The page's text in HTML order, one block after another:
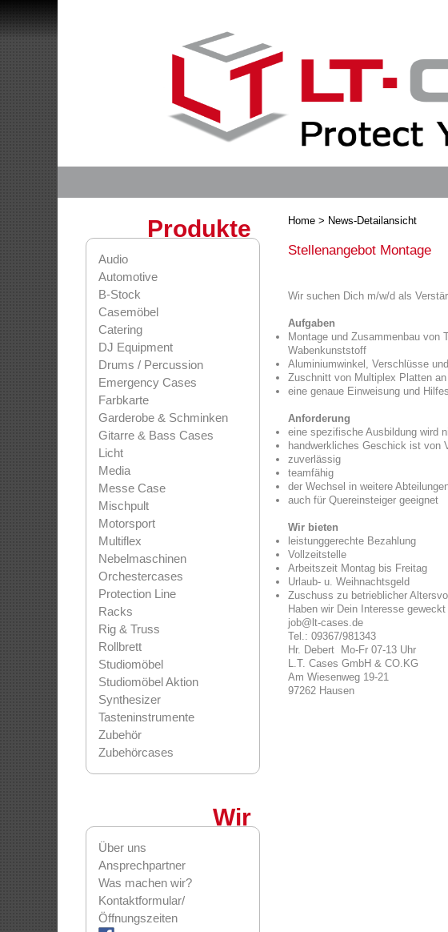
Produkte
Audio
Automotive
B-Stock
Casemöbel
Catering
DJ Equipment
Drums / Percussion
Emergency Cases
Farbkarte
Garderobe & Schminken
Gitarre & Bass Cases
Licht
Media
Messe Case
Mischpult
Motorsport
Multiflex
Nebelmaschinen
Orchestercases
Protection Line
Racks
Rig & Truss
Rollbrett
Studiomöbel
Studiomöbel Aktion
Synthesizer
Tasteninstrumente
Zubehör
Zubehörcases
Wir
Über uns
Ansprechpartner
Was machen wir?
Kontaktformular/
Öffnungszeiten
Home > News-Detailansicht
Stellenangebot Montage
Wir suchen Dich m/w/d als
Aufgaben
Montage und Zusammenbau von
Wabenkunststoff
Aluminiumwinkel, Verschlüsse
Zuschnitt von Multiplex Platten
eine genaue Einweisung und
Anforderung
eine spezifische Ausbildung wird
handwerkliches Geschick ist von
zuverlässig
teamfähig
der Wechsel in weitere
auch für Quereinsteiger geeignet
Wir bieten
leistunggerechte Bezahlung
Vollzeitstelle
Arbeitszeit Montag bis Freitag
Urlaub- u. Weihnachtsgeld
Zuschuss zu betrieblicher
Haben wir Dein Interesse
job@lt-cases.de
Tel.: 09367/981343
Hr. Debert Mo-Fr 07-13 Uhr
L.T. Cases GmbH & CO.KG
Am Wiesenweg 19-21
97262 Hausen